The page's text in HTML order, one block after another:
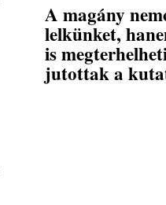
A magány
lelkünket,
is
jutottak a